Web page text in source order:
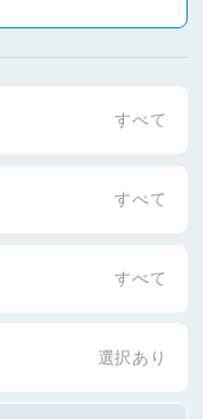
すべて
すべて
すべて
選択あり